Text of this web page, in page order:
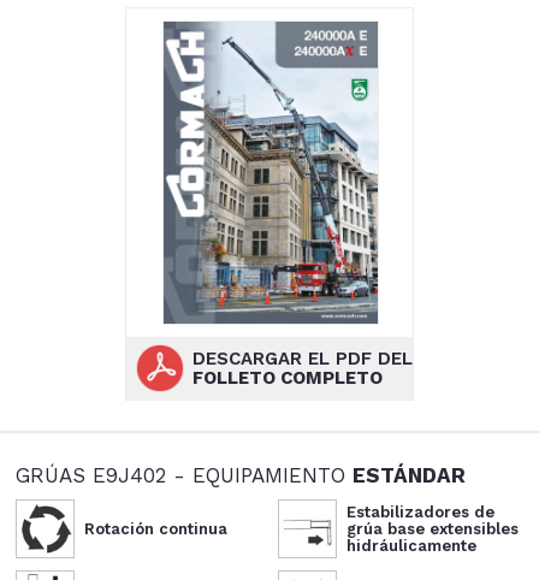
DESCARGAR EL PDF DEL
FOLLETO COMPLETO
GRÚAS E9J402 - EQUIPAMIENTO ESTÁNDAR
Rotación continua
Estabilizadores de
grúa base extensibles
hidráulicamente